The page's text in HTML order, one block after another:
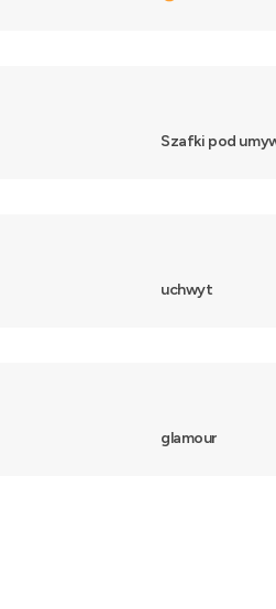
Szafki pod
uchwyt
glamour